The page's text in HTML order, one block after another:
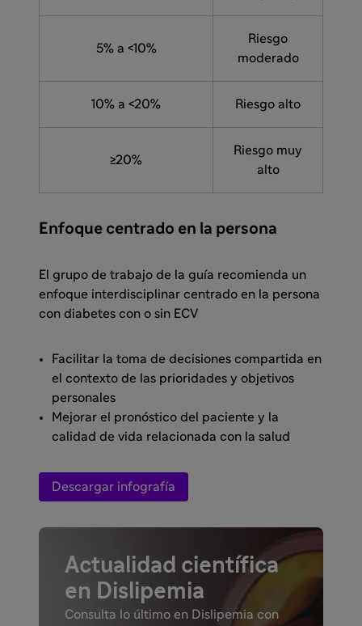
5% a <10%
Riesgo
moderado
10% a <20% Riesgo alto
≥20%
Riesgo muy
alto
Enfoque centrado en la persona
El grupo de trabajo de la guía recomienda un
enfoque interdisciplinar centrado en la persona
con diabetes con o sin ECV
Facilitar la toma de decisiones compartida en
el contexto de las prioridades y objetivos
personales
Mejorar el pronóstico del paciente y la
calidad de vida relacionada con la salud
Descargar infografía
Actualidad científica
en Dislipemia
Consulta lo último en Dislipemia con